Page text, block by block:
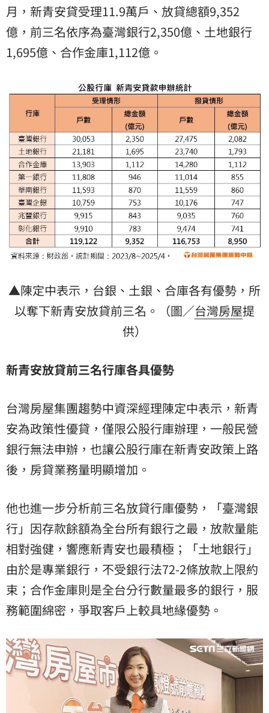
月，新青安貸受理11.9萬戶、放貸總額9,352
億，前三名依序為臺灣銀行2,350億、土地銀行
1,695億、合作金庫1,112億。
▲陳定中表示，台銀、土銀、合庫各有優勢，所
以奪下新青安放貸前三名。（圖／台灣房屋提
供）
新青安放貸前三名行庫各具優勢
台灣房屋集團趨勢中資深經理陳定中表示，新青
安為政策性優貸，僅限公股行庫辦理，一般民營
銀行無法申辦，也讓公股行庫在新青安政策上路
後，房貸業務量明顯增加。
他也進一步分析前三名放貸行庫優勢，「臺灣銀
行」因存款餘額為全台所有銀行之最，放款量能
相對強健，響應新青安也最積極；「土地銀行」
由於是專業銀行，不受銀行法72-2條放款上限約
束；合作金庫則是全台分行數量最多的銀行，服
務範圍綿密，爭取客戶上較具地緣優勢。